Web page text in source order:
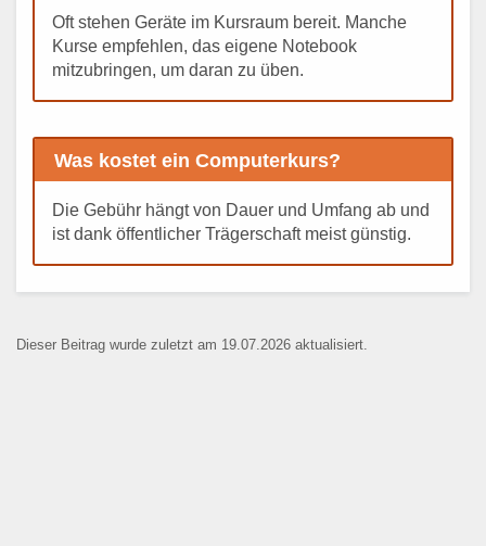
Oft stehen Geräte im Kursraum bereit. Manche
Kurse empfehlen, das eigene Notebook
mitzubringen, um daran zu üben.
Was kostet ein Computerkurs?
Die Gebühr hängt von Dauer und Umfang ab und
ist dank öffentlicher Trägerschaft meist günstig.
Dieser Beitrag wurde zuletzt am 19.07.2026 aktualisiert.